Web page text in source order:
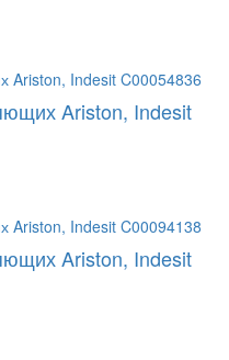
Ariston, Indesit
Ariston, Indesit